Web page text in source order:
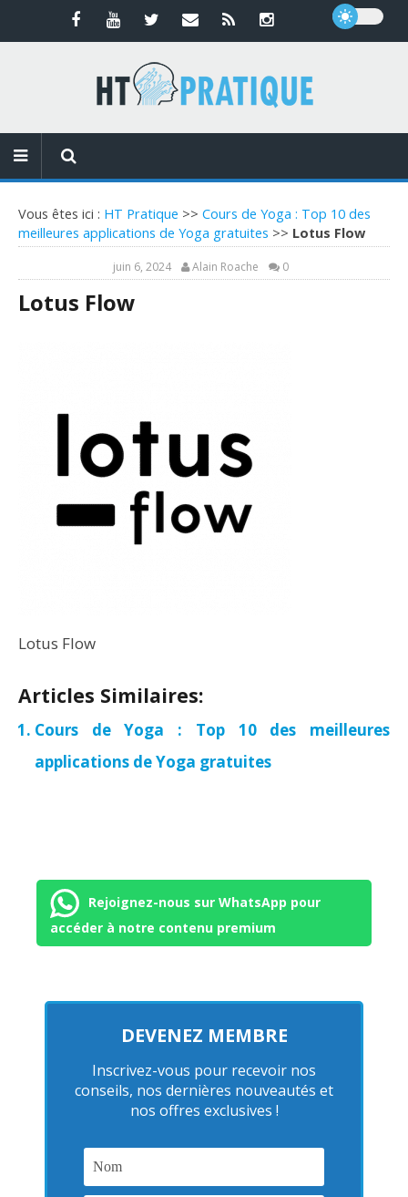
Vous êtes ici : HT Pratique >> Cours de Yoga : Top 10 des
meilleures applications de Yoga gratuites >> Lotus Flow
juin 6, 2024 Alain Roache 0
Lotus Flow
Lotus Flow
Articles Similaires:
Cours de Yoga : Top 10 des meilleures
applications de Yoga gratuites
Rejoignez-nous sur WhatsApp pour
accéder à notre contenu premium
DEVENEZ MEMBRE
Inscrivez-vous pour recevoir nos
conseils, nos dernières nouveautés et
nos offres exclusives !